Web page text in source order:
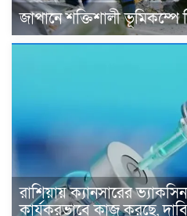
জাপানে শক্তিশালী ভূমিকম্পে
রাশিয়ায় ক্যানসারের
কার্যকরভাবে কাজ করছে, দাবি